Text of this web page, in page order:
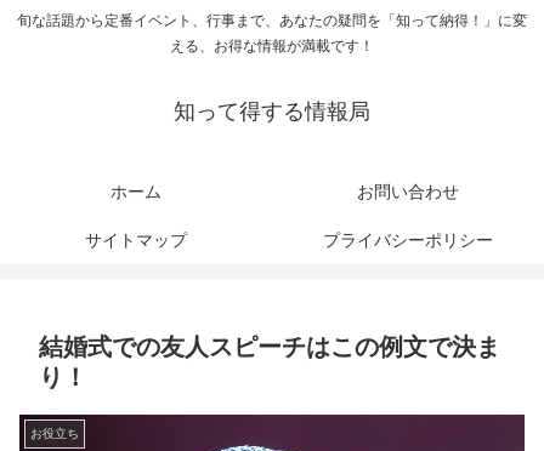
旬な話題から定番イベント、行事まで、あなたの疑問を「知って納得！」に変
える、お得な情報が満載です！
知って得する情報局
ホーム お問い合わせ
サイトマップ プライバシーポリシー
結婚式での友人スピーチはこの例文で決ま
り！
お役立ち